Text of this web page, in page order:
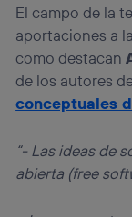
El campo de la
aportaciones a
como destacan
de los autores
conceptuales
“- Las ideas de
abierta (free